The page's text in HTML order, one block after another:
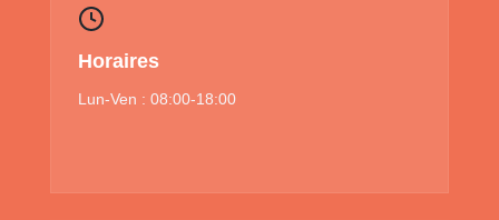
Horaires
Lun-Ven : 08:00-18:00